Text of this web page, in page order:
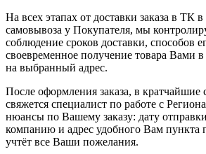
На всех этапах от доставки заказа в ТК
самовывоза у Покупателя, мы
соблюдение сроков доставки, способов
своевременное получение товара Вами
на выбранный адрес.
После оформления заказа, в кратчайшие
свяжется специалист по работе с
нюансы по Вашему заказу: дату
компанию и адрес удобного Вам пункта
учтёт все Ваши пожелания.